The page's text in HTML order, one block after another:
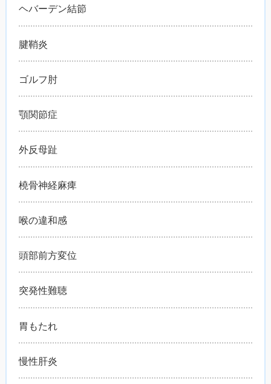
ヘバーデン結節
腱鞘炎
ゴルフ肘
顎関節症
外反母趾
橈骨神経麻痺
喉の違和感
頭部前方変位
突発性難聴
胃もたれ
慢性肝炎